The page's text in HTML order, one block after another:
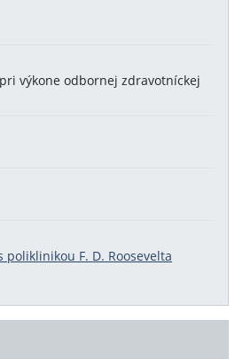
výkone odbornej zdravotníckej
poliklinikou F. D. Roosevelta